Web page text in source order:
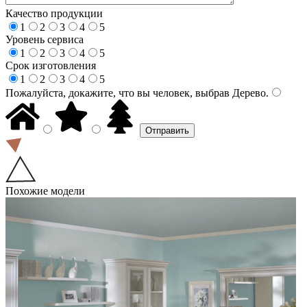
Качество продукции
1
2 3 4
5
Уровень сервиса
1
2 3 4
5
Срок изготовления
1
2 3 4
5
Пожалуйста, докажите, что вы человек, выбрав Дерево.
Похожие модели